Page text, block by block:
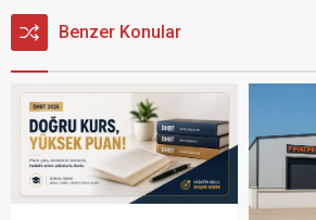
Benzer Konular